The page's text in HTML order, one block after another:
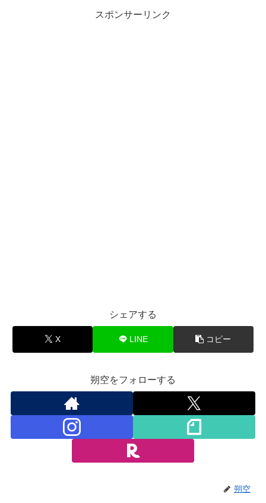
スポンサーリンク
シェアする
X LINE コピー
朔空をフォローする
朔空